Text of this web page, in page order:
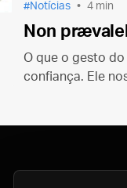
Notícias 4 min
Non
O que o gesto
confiança. Ele